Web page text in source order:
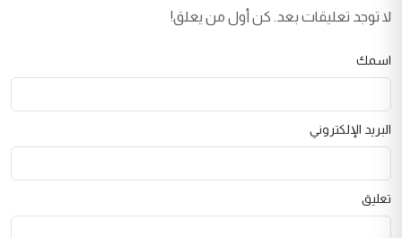
لا توجد تعليقات بعد. كن أول من يعلق!
اسمك
البريد الإلكتروني
تعليق